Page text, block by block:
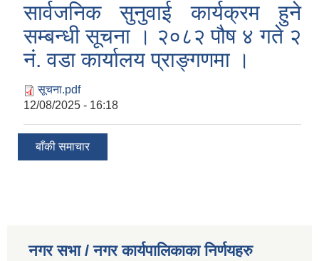
सार्वजनिक सुनुवाई कार्यक्रम हुने
सम्बन्धी सूचना । २०८२ पौष ४ गते २
नं. वडा कार्यालय प्राङ्गणमा ।
सूचना.pdf
12/08/2025 - 16:18
बाँकी समाचार
नगर सभा / नगर कार्यपालिकाका निर्णयहरु